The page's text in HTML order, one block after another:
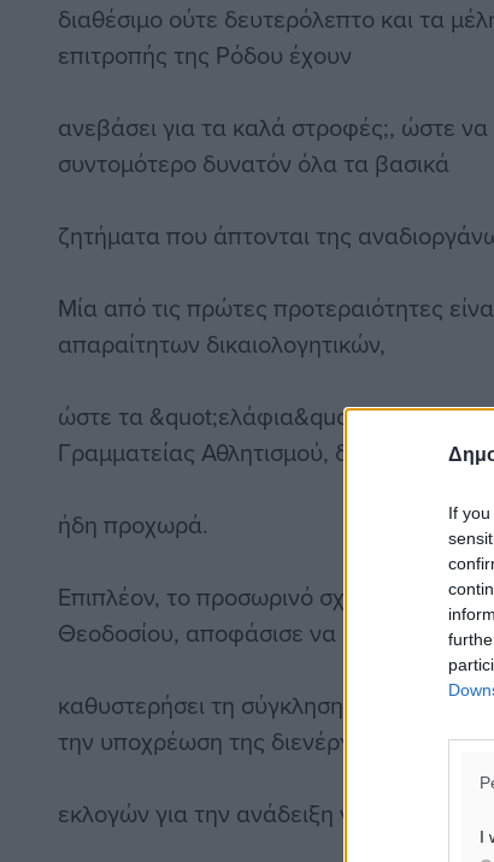
If
I
διαθέσιμο ούτε δευτερόλεπτο και τα
επιτροπής της Ρόδου έχουν
ανεβάσει για τα καλά στροφές;, ώστε
συντομότερο δυνατόν όλα τα βασικά
ζητήματα που άπτονται της
Μία από τις πρώτες προτεραιότητες
απαραίτητων δικαιολογητικών,
ώστε τα &quot;ελάφια&quot; να
Γραμματείας Αθλητισμού, διαδικασία η
ήδη προχωρά.
Επιπλέον, το προσωρινό σχήμα, του
Θεοδοσίου, αποφάσισε να μην
καθυστερήσει τη σύγκληση της Γενικής
την υποχρέωση της διενέργεια
εκλογών για την ανάδειξη νέας, μόνιμης